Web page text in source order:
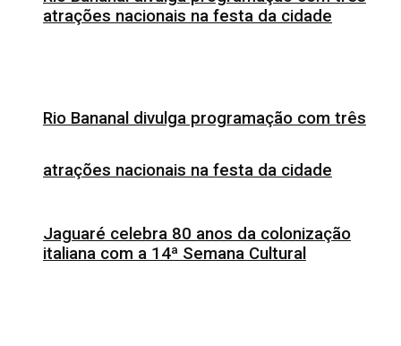
Rio Bananal divulga programação com três
atrações nacionais na festa da cidade
atrações nacionais na festa da cidade
Jaguaré celebra 80 anos da colonização
italiana com a 14ª Semana Cultural